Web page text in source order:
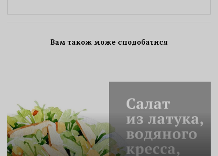
Вам також може сподобатися